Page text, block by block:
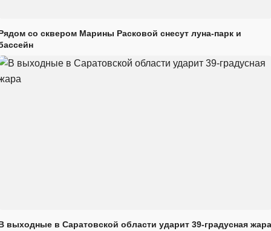
со сквером Марины Расковой снесут луна-парк и
выходные в Саратовской области ударит 39-градусная жара